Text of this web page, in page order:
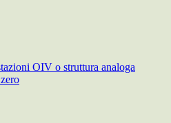
OIV o struttura analoga